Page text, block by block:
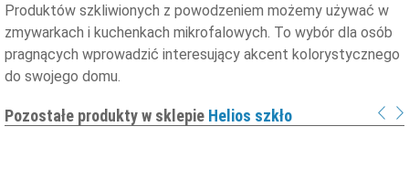
Produktów szkliwionych z powodzeniem możemy używać w
zmywarkach i kuchenkach mikrofalowych. To wybór dla osób
pragnących wprowadzić interesujący akcent kolorystycznego
do swojego domu.
Pozostałe produkty w sklepie Helios szkło